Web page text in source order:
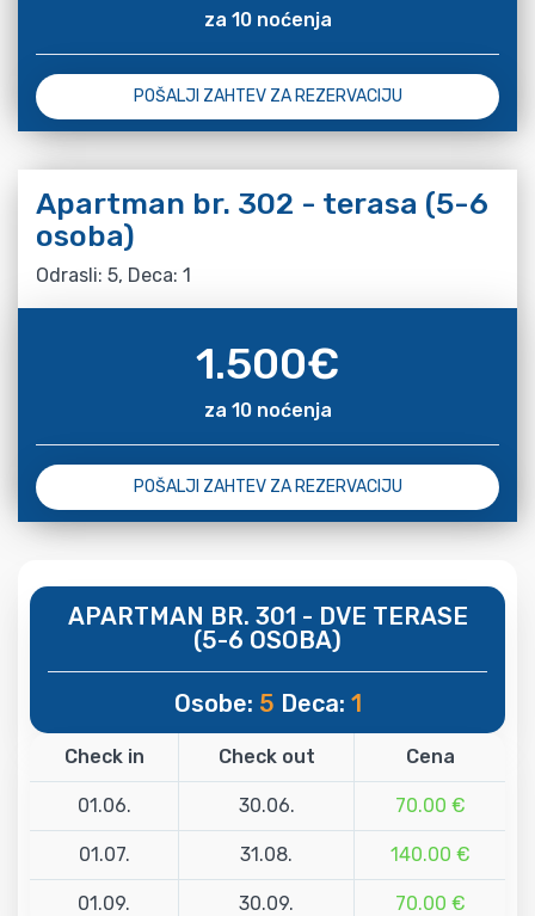
za 10 noćenja
POŠALJI ZAHTEV ZA REZERVACIJU
Apartman br. 302 - terasa (5-6
osoba)
Odrasli: 5, Deca: 1
1.500€
za 10 noćenja
POŠALJI ZAHTEV ZA REZERVACIJU
APARTMAN BR. 301 - DVE TERASE
(5-6 OSOBA)
Osobe: 5 Deca: 1
Check in Check out Cena
01.06. 30.06. 70.00 €
01.07. 31.08. 140.00 €
01.09. 30.09. 70.00 €